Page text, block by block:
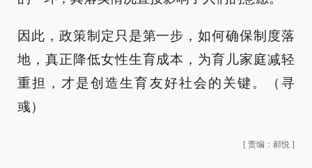
因此，政策制定只是第一步，如何确保制度落
地，真正降低女性生育成本，为育儿家庭减轻
重担，才是创造生育友好社会的关键。（寻
彧）
[ 责编：郝悦 ]